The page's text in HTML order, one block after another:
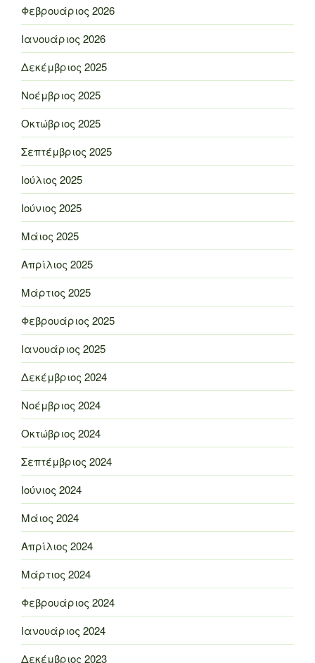
Φεβρουάριος 2026
Ιανουάριος 2026
Δεκέμβριος 2025
Νοέμβριος 2025
Οκτώβριος 2025
Σεπτέμβριος 2025
Ιούλιος 2025
Ιούνιος 2025
Μάιος 2025
Απρίλιος 2025
Μάρτιος 2025
Φεβρουάριος 2025
Ιανουάριος 2025
Δεκέμβριος 2024
Νοέμβριος 2024
Οκτώβριος 2024
Σεπτέμβριος 2024
Ιούνιος 2024
Μάιος 2024
Απρίλιος 2024
Μάρτιος 2024
Φεβρουάριος 2024
Ιανουάριος 2024
Δεκέμβριος 2023